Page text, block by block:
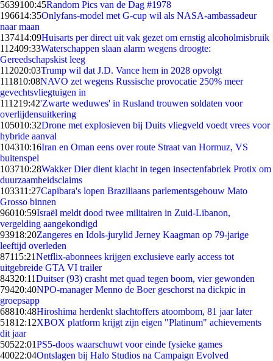
5639100:45Random Pics van de Dag #1978
196614:35Onlyfans-model met G-cup wil als NASA-ambassadeur
naar maan
137414:09Huisarts per direct uit vak gezet om ernstig alcoholmisbruik
112409:33Waterschappen slaan alarm wegens droogte:
Gereedschapskist leeg
112020:03Trump wil dat J.D. Vance hem in 2028 opvolgt
111810:08NAVO zet wegens Russische provocatie 250% meer
gevechtsvliegtuigen in
111219:42'Zwarte weduwes' in Rusland trouwen soldaten voor
overlijdensuitkering
105010:32Drone met explosieven bij Duits vliegveld voedt vrees voor
hybride aanval
104310:16Iran en Oman eens over route Straat van Hormuz, VS
buitenspel
103710:28Wakker Dier dient klacht in tegen insectenfabriek Protix om
duurzaamheidsclaims
103311:27Capibara's lopen Braziliaans parlementsgebouw Mato
Grosso binnen
96010:59Israël meldt dood twee militairen in Zuid-Libanon,
vergelding aangekondigd
93918:20Zangeres en Idols-jurylid Jerney Kaagman op 79-jarige
leeftijd overleden
87115:21Netflix-abonnees krijgen exclusieve early access tot
uitgebreide GTA VI trailer
84320:11Duitser (93) crasht met quad tegen boom, vier gewonden
79420:40NPO-manager Menno de Boer geschorst na dickpic in
groepsapp
68810:48Hiroshima herdenkt slachtoffers atoombom, 81 jaar later
51812:12XBOX platform krijgt zijn eigen "Platinum" achievements
dit jaar
50522:01PS5-doos waarschuwt voor einde fysieke games
40022:04Ontslagen bij Halo Studios na Campaign Evolved